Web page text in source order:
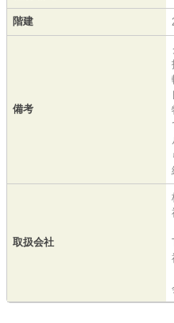
階建
備考
取扱会社